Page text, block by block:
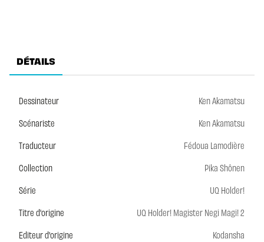
DÉTAILS
Dessinateur
Ken Akamatsu
Scénariste
Ken Akamatsu
Traducteur
Fédoua Lamodière
Collection
Pika Shônen
Série
UQ Holder!
Titre d'origine
UQ Holder! Magister Negi Magi! 2
Editeur d'origine
Kodansha